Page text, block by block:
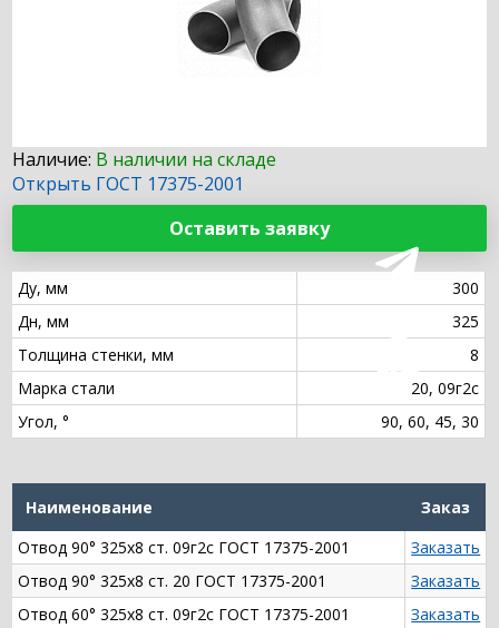
Наличие: В наличии на складе
Открыть ГОСТ 17375-2001
Оставить заявку
Ду, мм
300
Дн, мм
325
Толщина стенки, мм
8
Марка стали
20, 09г2с
Угол, °
90, 60, 45, 30
Наименование
Заказ
Отвод 90° 325х8 ст. 09г2с ГОСТ 17375-2001
Заказать
Отвод 90° 325х8 ст. 20 ГОСТ 17375-2001
Заказать
Отвод 60° 325х8 ст. 09г2с ГОСТ 17375-2001
Заказать